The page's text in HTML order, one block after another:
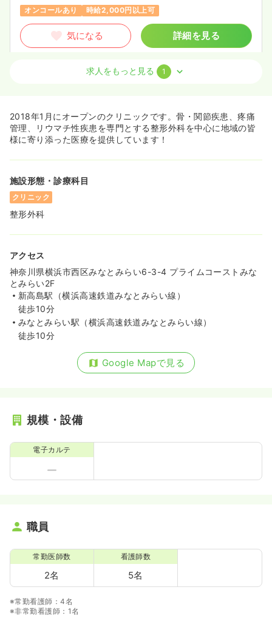
オンコールあり
時給2,000円以上可
気になる 詳細を見る
正看護師 / 管理職
給与 40.0万円〜/月 賞与2ヶ月
※一例
求人をもっと見る 1
2018年1月にオープンのクリニックです。骨・関節疾患、疼痛
管理、リウマチ性疾患を専門とする整形外科を中心に地域の皆
様に寄り添った医療を提供しています！
施設形態・診療科目
クリニック
整形外科
アクセス
神奈川県横浜市西区みなとみらい6-3-4 プライムコーストみな
とみらい2F
新高島駅（横浜高速鉄道みなとみらい線）
徒歩10分
みなとみらい駅（横浜高速鉄道みなとみらい線）
徒歩10分
Google Mapで見る
規模・設備
電子カルテ
職員
常勤医師数
2名
看護師数
5名
※常勤看護師：4名
※非常勤看護師：1名